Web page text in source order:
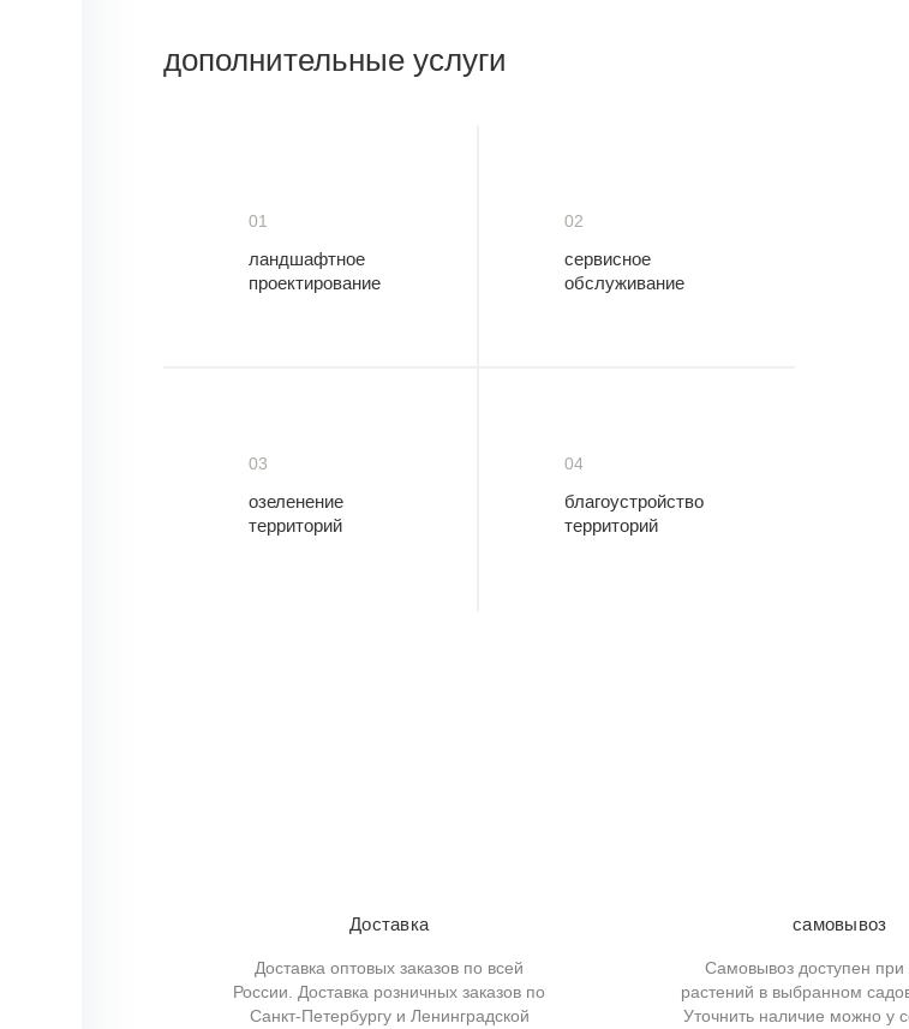
дополнительные услуги
01
ландшафтное
проектирование
02
сервисное
обслуживание
03
озеленение
территорий
04
благоустройство
территорий
Доставка
Доставка оптовых заказов по всей
России. Доставка розничных заказов по
Санкт-Петербургу и Ленинградской
самовывоз
Самовывоз доступен при
растений в выбранном
Уточнить наличие можно у